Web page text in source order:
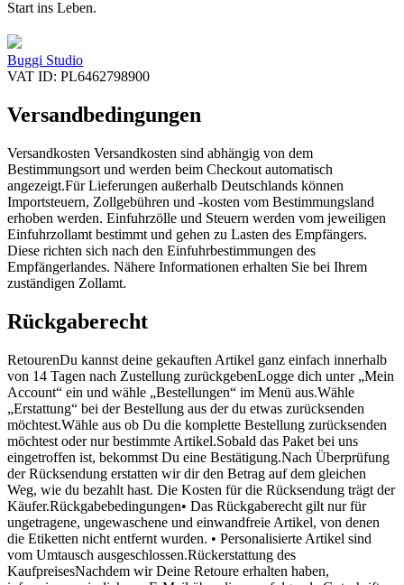
Start ins Leben.
Buggi Studio
VAT ID: PL6462798900
Versandbedingungen
Versandkosten Versandkosten sind abhängig von dem
Bestimmungsort und werden beim Checkout automatisch
angezeigt.Für Lieferungen außerhalb Deutschlands können
Importsteuern, Zollgebühren und -kosten vom Bestimmungsland
erhoben werden. Einfuhrzölle und Steuern werden vom jeweiligen
Einfuhrzollamt bestimmt und gehen zu Lasten des Empfängers.
Diese richten sich nach den Einfuhrbestimmungen des
Empfängerlandes. Nähere Informationen erhalten Sie bei Ihrem
zuständigen Zollamt.
Rückgaberecht
RetourenDu kannst deine gekauften Artikel ganz einfach innerhalb
von 14 Tagen nach Zustellung zurückgebenLogge dich unter „Mein
Account“ ein und wähle „Bestellungen“ im Menü aus.Wähle
„Erstattung“ bei der Bestellung aus der du etwas zurücksenden
möchtest.Wähle aus ob Du die komplette Bestellung zurücksenden
möchtest oder nur bestimmte Artikel.Sobald das Paket bei uns
eingetroffen ist, bekommst Du eine Bestätigung.Nach Überprüfung
der Rücksendung erstatten wir dir den Betrag auf dem gleichen
Weg, wie du bezahlt hast. Die Kosten für die Rücksendung trägt der
Käufer.Rückgabebedingungen• Das Rückgaberecht gilt nur für
ungetragene, ungewaschene und einwandfreie Artikel, von denen
die Etiketten nicht entfernt wurden. • Personalisierte Artikel sind
vom Umtausch ausgeschlossen.Rückerstattung des
KaufpreisesNachdem wir Deine Retoure erhalten haben,